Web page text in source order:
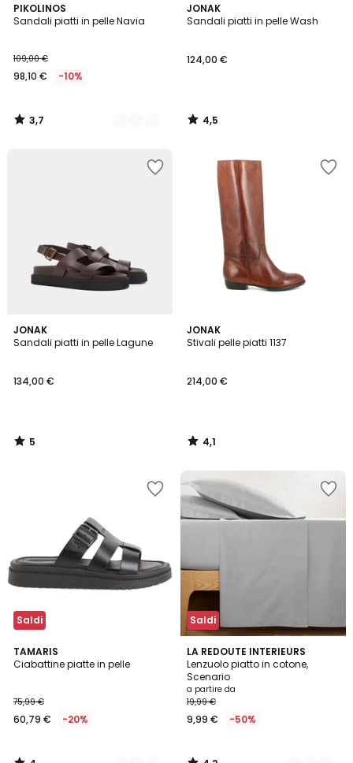
PIKOLINOS
Sandali piatti in pelle Navia
109,00 €
98,10 € -10%
3,7
/ 5
3
Colori
3,7
/
JONAK
Sandali piatti in pelle Wash
124,00 €
4,5
/ 5
4,5
/
JONAK
Sandali piatti in pelle Lagune
134,00 €
5
/
5
/
JONAK
Stivali pelle piatti 1137
214,00 €
4,1
/ 5
4,1
/
Saldi
TAMARIS
Ciabattine piatte in pelle
75,99 €
60,79 € -20%
4
/
2
Colori
Saldi
LA REDOUTE INTERIEURS
Lenzuolo piatto in cotone,
Scenario
a partire da
19,99 €
9,99 € -50%
4,2
/ 5
21
Colori